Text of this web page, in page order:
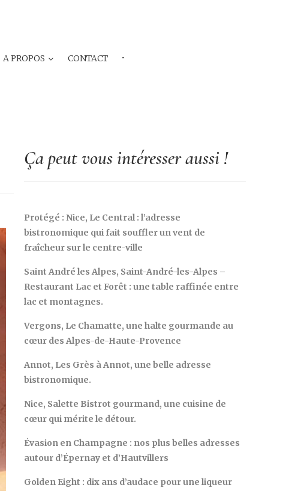
A PROPOS CONTACT ···
Ça peut vous intéresser aussi !
Protégé : Nice, Le Central : l’adresse
bistronomique qui fait souffler un vent de
fraîcheur sur le centre-ville
Saint André les Alpes, Saint-André-les-Alpes –
Restaurant Lac et Forêt : une table raffinée entre
lac et montagnes.
Vergons, Le Chamatte, une halte gourmande au
cœur des Alpes-de-Haute-Provence
Annot, Les Grès à Annot, une belle adresse
bistronomique.
Nice, Salette Bistrot gourmand, une cuisine de
cœur qui mérite le détour.
Évasion en Champagne : nos plus belles adresses
autour d’Épernay et d’Hautvillers
Golden Eight : dix ans d’audace pour une liqueur